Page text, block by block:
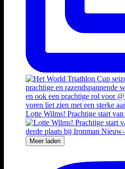
Lotte Wilms! Prachtige start van
Meer laden